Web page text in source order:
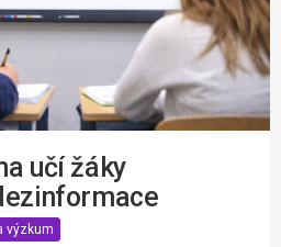
učí žáky
výzkum